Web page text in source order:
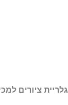
גלריית ציורים